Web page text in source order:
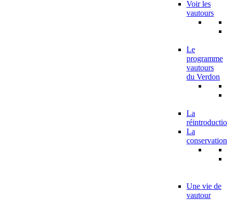
Voir les
vautours
Le
programme
vautours
du Verdon
La
La
conservation
Une vie de
vautour